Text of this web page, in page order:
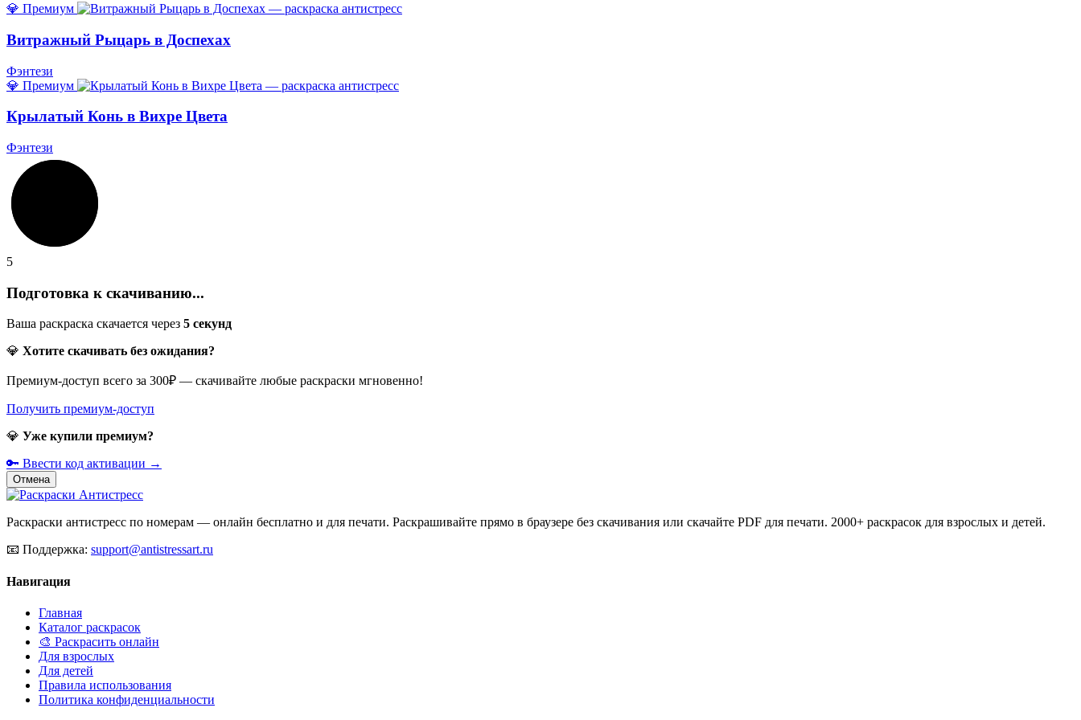
💎 Премиум
Витражный Рыцарь в Доспехах
Фэнтези
💎 Премиум
Крылатый Конь в Вихре Цвета
Фэнтези
5
Подготовка к скачиванию...
Ваша раскраска скачается через 5 секунд
💎 Хотите скачивать без ожидания?
Премиум-доступ всего за 300₽ — скачивайте любые раскраски мгновенно!
Получить премиум-доступ
💎 Уже купили премиум?
🔑 Ввести код активации →
Отмена
Раскраски антистресс по номерам — онлайн бесплатно и для печати. Раскрашивайте прямо в браузере без скачивания или скачайте PDF для печати. 2000+ раскрасок для взрослых и детей.
📧 Поддержка: support@antistressart.ru
Навигация
Главная
Каталог раскрасок
🎨 Раскрасить онлайн
Для взрослых
Для детей
Правила использования
Политика конфиденциальности